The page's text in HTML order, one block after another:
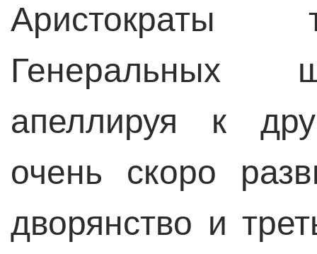
Аристократы
Генеральных
апеллируя к
очень скоро
дворянство и